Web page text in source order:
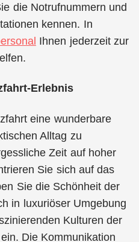
die Notrufnummern und
kennen. In
Ihnen jederzeit zur
Erlebnis
eine wunderbare
Alltag zu
Zeit auf hoher
Sie sich auf das
Sie die Schönheit der
in luxuriöser Umgebung
Kulturen der
Die Kommunikation